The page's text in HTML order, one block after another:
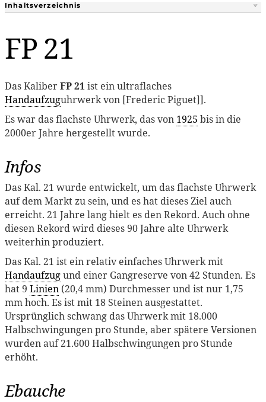
Inhaltsverzeichnis
FP 21
Das KaliberFP 21ist ein ultraflaches
Handaufzuguhrwerk von [Frederic Piguet]].
Es war das flachste Uhrwerk, das von 1925 bis in die
2000er Jahre hergestellt wurde.
Infos
Das Kal. 21 wurde entwickelt, um das flachste Uhrwerk
auf dem Markt zu sein, und es hat dieses Ziel auch
erreicht. 21 Jahre lang hielt es den Rekord. Auch ohne
diesen Rekord wird dieses 90 Jahre alte Uhrwerk
weiterhin produziert.
Das Kal. 21 ist ein relativ einfaches Uhrwerk mit
Handaufzugund einer Gangreserve von 42 Stunden. Es
hat 9 Linien (20,4 mm) Durchmesser und ist nur 1,75
mm hoch. Es ist mit 18 Steinen ausgestattet.
Ursprünglich schwang das Uhrwerk mit 18.000
Halbschwingungen pro Stunde, aber spätere Versionen
wurden auf 21.600 Halbschwingungen pro Stunde
erhöht.
Ebauche